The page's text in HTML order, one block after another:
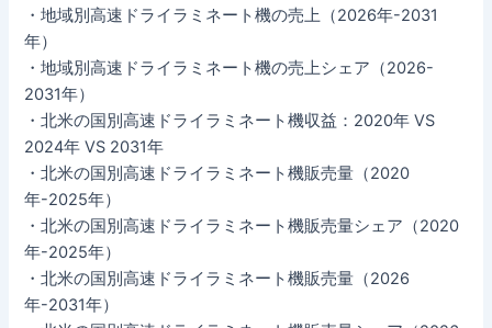
・地域別高速ドライラミネート機の売上（2026年-2031
年）
・地域別高速ドライラミネート機の売上シェア（2026-
2031年）
・北米の国別高速ドライラミネート機収益：2020年 VS
2024年 VS 2031年
・北米の国別高速ドライラミネート機販売量（2020
年-2025年）
・北米の国別高速ドライラミネート機販売量シェア（2020
年-2025年）
・北米の国別高速ドライラミネート機販売量（2026
年-2031年）